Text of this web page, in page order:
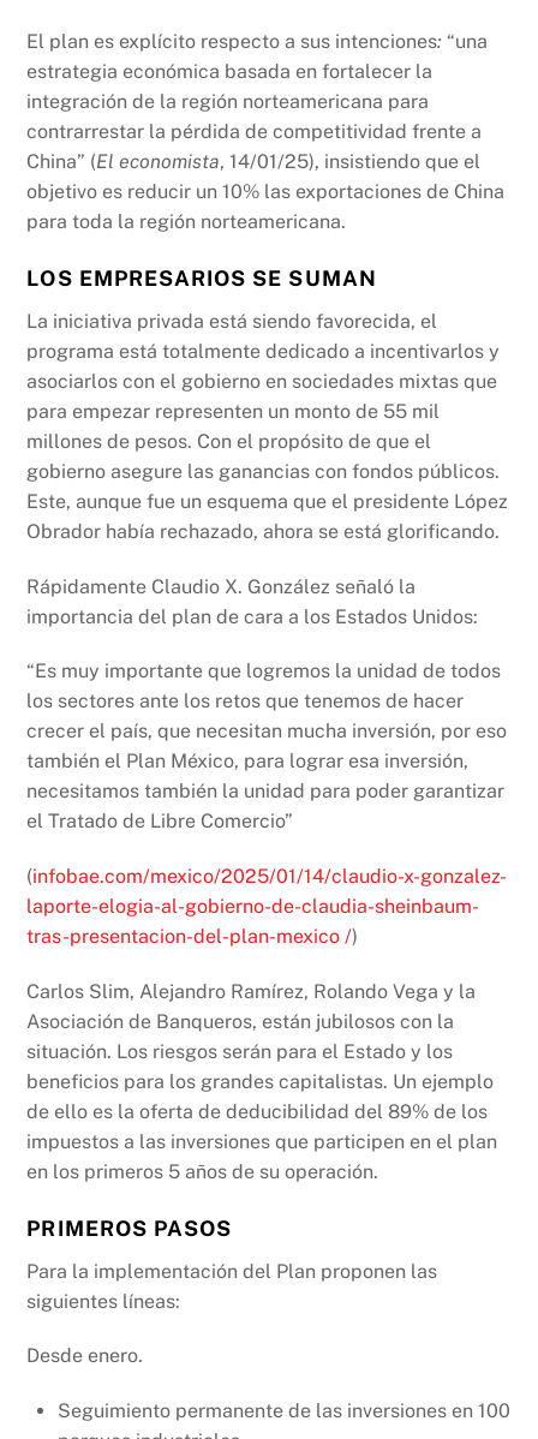
El plan es explícito respecto a sus intenciones:“una
estrategia económica basada en fortalecer la
integración de la región norteamericana para
contrarrestar la pérdida de competitividad frente a
China” (El economista, 14/01/25), insistiendo que el
objetivo es reducir un 10% las exportaciones de China
para toda la región norteamericana.
LOS EMPRESARIOS SE SUMAN
La iniciativa privada está siendo favorecida, el
programa está totalmente dedicado a incentivarlos y
asociarlos con el gobierno en sociedades mixtas que
para empezar representen un monto de 55 mil
millones de pesos. Con el propósito de que el
gobierno asegure las ganancias con fondos públicos.
Este, aunque fue un esquema que el presidente López
Obrador había rechazado, ahora se está glorificando.
Rápidamente Claudio X. González señaló la
importancia del plan de cara a los Estados Unidos:
“Es muy importante que logremos la unidad de todos
los sectores ante los retos que tenemos de hacer
crecer el país, que necesitan mucha inversión, por eso
también el Plan México, para lograr esa inversión,
necesitamos también la unidad para poder garantizar
el Tratado de Libre Comercio”
(infobae.com/mexico/2025/01/14/claudio-x-gonzalez-
laporte-elogia-al-gobierno-de-claudia-sheinbaum-
tras-presentacion-del-plan-mexico /)
Carlos Slim, Alejandro Ramírez, Rolando Vega y la
Asociación de Banqueros, están jubilosos con la
situación. Los riesgos serán para el Estado y los
beneficios para los grandes capitalistas. Un ejemplo
de ello es la oferta de deducibilidad del 89% de los
impuestos a las inversiones que participen en el plan
en los primeros 5 años de su operación.
PRIMEROS PASOS
Para la implementación del Plan proponen las
siguientes líneas:
Desde enero.
Seguimiento permanente de las inversiones en 100